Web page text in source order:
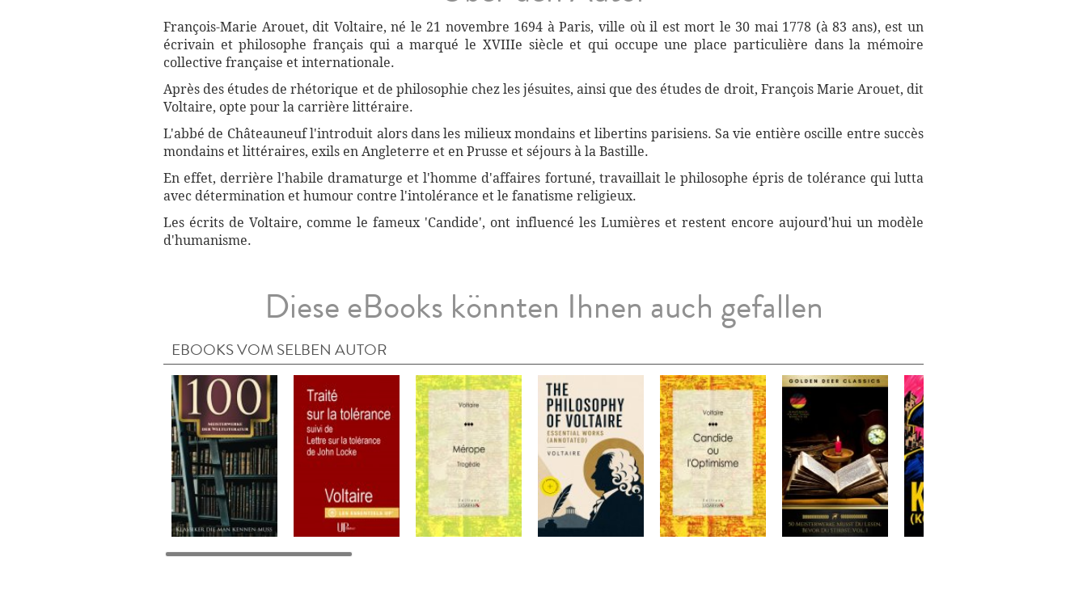
François-Marie Arouet, dit Voltaire, né le 21 novembre 1694 à Paris, ville où il est mort le 30 mai 1778 (à 83 ans), est un
écrivain et philosophe français qui a marqué le XVIIIe siècle et qui occupe une place particulière dans la mémoire
collective française et internationale.
Après des études de rhétorique et de philosophie chez les jésuites, ainsi que des études de droit, François Marie Arouet, dit
Voltaire, opte pour la carrière littéraire.
L'abbé de Châteauneuf l'introduit alors dans les milieux mondains et libertins parisiens. Sa vie entière oscille entre succès
mondains et littéraires, exils en Angleterre et en Prusse et séjours à la Bastille.
En effet, derrière l'habile dramaturge et l'homme d'affaires fortuné, travaillait le philosophe épris de tolérance qui lutta
avec détermination et humour contre l'intolérance et le fanatisme religieux.
Les écrits de Voltaire, comme le fameux 'Candide', ont influencé les Lumières et restent encore aujourd'hui un modèle
d'humanisme.
Diese eBooks könnten Ihnen auch gefallen
EBOOKS VOM SELBEN AUTOR